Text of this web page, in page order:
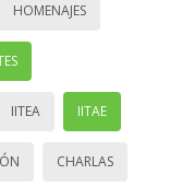
HOMENAJES
IITEA IITAE
CHARLAS